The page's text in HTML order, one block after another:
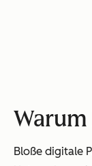
Bloße digitale